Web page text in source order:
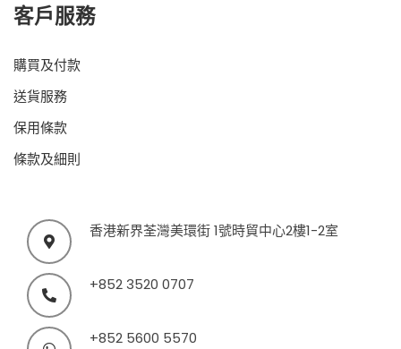
客戶服務
購買及付款
送貨服務
保用條款
條款及細則
香港新界荃灣美環街 1號時貿中心2樓1-2室
+852 3520 0707
+852 5600 5570